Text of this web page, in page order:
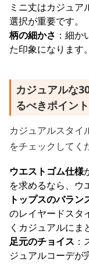
ミニ丈はカジュ
選択が重要です。
柄の細かさ ：細
た印象になります。
カジュアルな
るべきポイント
カジュアルスタイ
をチェックしてく
ウエストゴム仕様
を求めるなら、ウ
トップスのバラン
のレイヤードスタ
くカジュアルにま
足元のチョイス
ジュアルコーデが